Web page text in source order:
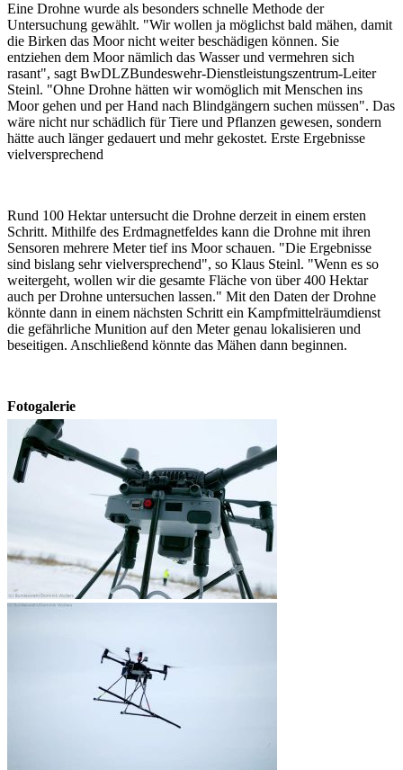
Eine Drohne wurde als besonders schnelle Methode der
Untersuchung gewählt. "Wir wollen ja möglichst bald mähen, damit
die Birken das Moor nicht weiter beschädigen können. Sie
entziehen dem Moor nämlich das Wasser und vermehren sich
rasant", sagt BwDLZBundeswehr-Dienstleistungszentrum-Leiter
Steinl. "Ohne Drohne hätten wir womöglich mit Menschen ins
Moor gehen und per Hand nach Blindgängern suchen müssen". Das
wäre nicht nur schädlich für Tiere und Pflanzen gewesen, sondern
hätte auch länger gedauert und mehr gekostet. Erste Ergebnisse
vielversprechend
Rund 100 Hektar untersucht die Drohne derzeit in einem ersten
Schritt. Mithilfe des Erdmagnetfeldes kann die Drohne mit ihren
Sensoren mehrere Meter tief ins Moor schauen. "Die Ergebnisse
sind bislang sehr vielversprechend", so Klaus Steinl. "Wenn es so
weitergeht, wollen wir die gesamte Fläche von über 400 Hektar
auch per Drohne untersuchen lassen." Mit den Daten der Drohne
könnte dann in einem nächsten Schritt ein Kampfmittelräumdienst
die gefährliche Munition auf den Meter genau lokalisieren und
beseitigen. Anschließend könnte das Mähen dann beginnen.
Fotogalerie